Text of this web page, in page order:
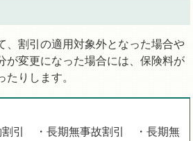
、割引の適用対象外となった場合や
が変更になった場合には、保険料が
りします。
割引 ・長期無事故割引 ・長期無